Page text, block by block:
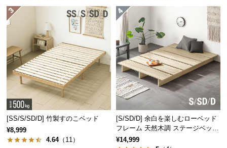
に
返
品・
キ
ャ
ン
セ
ル
[SS/S/SD/D] 竹製すのこベッド
¥8,999
4.64（11）
[S/SD/D] 余白を楽しむローベッド
フレーム 天然木調 ステージベッド
ロボット掃除機対応
¥14,999